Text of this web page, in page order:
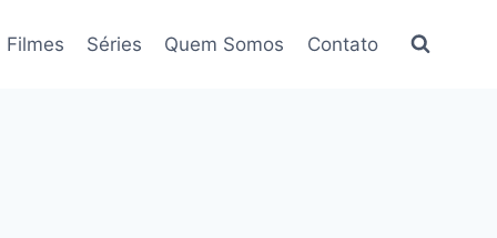
Filmes Séries Quem Somos Contato